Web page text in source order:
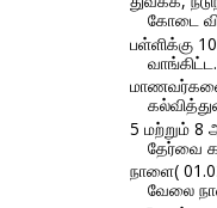
கோடை
பள்ளிக்கு
5 மற்றும் 8
தேர்வை
நாளை(
வேலை